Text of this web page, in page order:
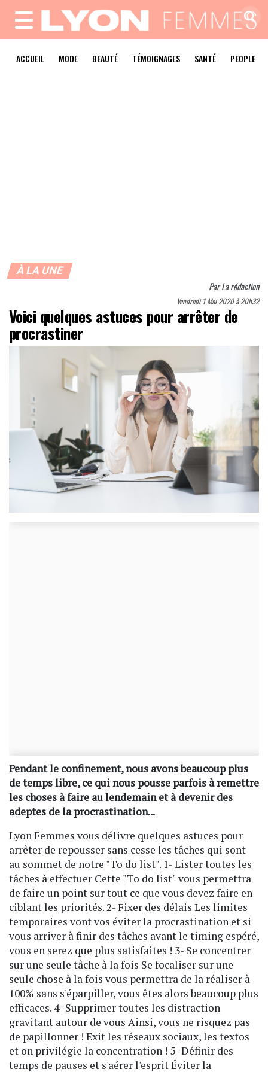
MENU
ACCUEIL MODE BEAUTÉ TÉMOIGNAGES SANTÉ PEOPLE
À LA UNE
ParLa rédaction
Vendredi 1 Mai 2020 à 20h32
Voici quelques astuces pour arrêter de
procrastiner
Pendant le confinement, nous avons beaucoup plus
de temps libre, ce qui nous pousse parfois à remettre
les choses à faire au lendemain et à devenir des
adeptes de la procrastination...
Lyon Femmes vous délivre quelques astuces pour
arrêter de repousser sans cesse les tâches qui sont
au sommet de notre "To do list". 1- Lister toutes les
tâches à effectuer Cette "To do list" vous permettra
de faire un point sur tout ce que vous devez faire en
ciblant les priorités. 2- Fixer des délais Les limites
temporaires vont vos éviter la procrastination et si
vous arriver à finir des tâches avant le timing espéré,
vous en serez que plus satisfaites ! 3- Se concentrer
sur une seule tâche à la fois Se focaliser sur une
seule chose à la fois vous permettra de la réaliser à
100% sans s'éparpiller, vous êtes alors beaucoup plus
efficaces. 4- Supprimer toutes les distraction
gravitant autour de vous Ainsi, vous ne risquez pas
de papillonner ! Exit les réseaux sociaux, les textos
et on privilégie la concentration ! 5- Définir des
temps de pauses et s'aérer l'esprit Éviter la